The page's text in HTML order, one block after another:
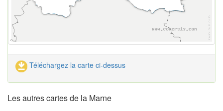
Téléchargez la carte ci-dessus
Les autres cartes de la Marne